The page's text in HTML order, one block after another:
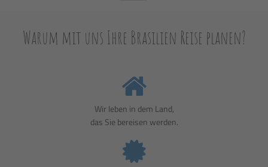
Warum mit uns Ihre Brasilien Reise planen?
Wir leben in dem Land,
das Sie bereisen werden.